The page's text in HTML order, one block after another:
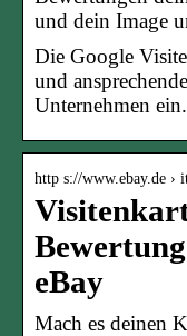
und dein Image
Die Google
und
Unternehmen ein.
http s://www.ebay.de ›
eBay
Mach es deinen